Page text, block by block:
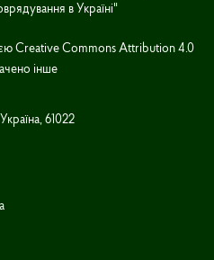
в Україні"
Creative Commons Attribution 4.0
інше
61022